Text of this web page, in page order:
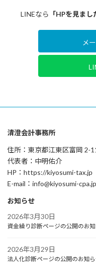
LINEなら 「HPを見まし
メ
清澄会計事務所
住所：東京都江東区富岡 2-
代表者：中明佑介
HP：https://kiyosumi-tax.jp
E-mail：info@kiyosumi-cpa.jp
お知らせ
2026年3月30日
資金繰り診断ページの公開のお
2026年3月29日
法人化診断ページの公開のお知